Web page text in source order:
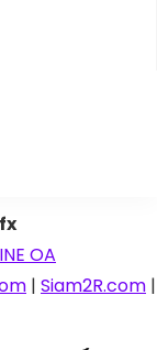
OA
| Siam2R.com |